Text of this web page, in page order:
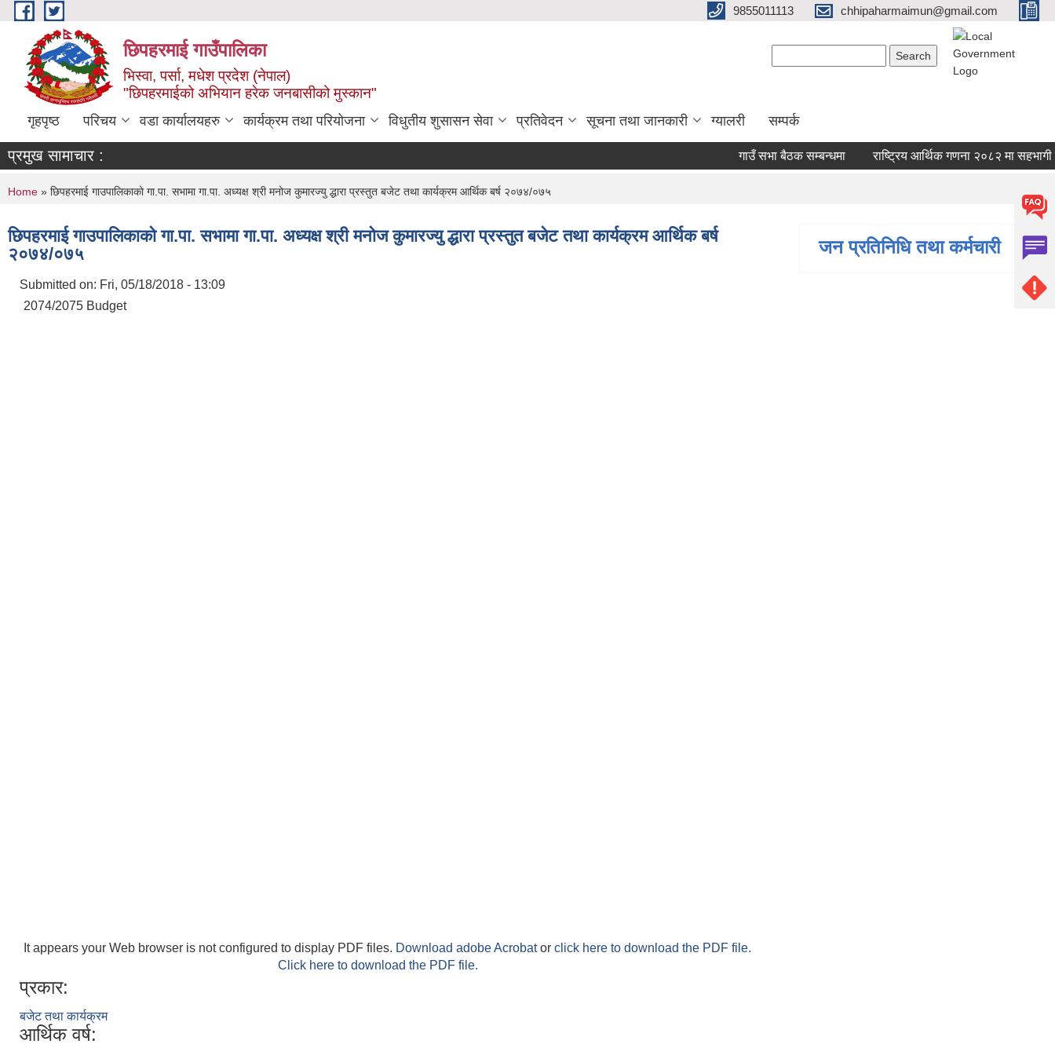
Skip to main content 9855011113 chhipaharmaimun@gmail.com
छिपहरमाई गाउँपालिका
भिस्वा, पर्सा, मधेश प्रदेश (नेपाल)
"छिपहरमाईको अभियान हरेक जनबासीको मुस्कान"
गृहपृष्ठ परिचय वडा कार्यालयहरु कार्यक्रम तथा परियोजना विधुतीय शुसासन सेवा प्रतिवेदन सूचना तथा जानकारी ग्यालरी सम्पर्क
प्रमुख सामाचार : गाउँ सभा बैठक सम्बन्धमा राष्ट्रिय आर्थिक गणना २०८२ मा सहभागी बनौ
You are here
Home » छिपहरमाई गाउपालिकाको गा.पा. सभामा गा.पा. अध्यक्ष श्री मनोज कुमारज्यु द्धारा प्रस्तुत बजेट तथा कार्यक्रम आर्थिक बर्ष २०७४/०७५
छिपहरमाई गाउपालिकाको गा.पा. सभामा गा.पा. अध्यक्ष श्री मनोज कुमारज्यु द्धारा प्रस्तुत बजेट तथा कार्यक्रम आर्थिक बर्ष
२०७४/०७५
Submitted on: Fri, 05/18/2018 - 13:09
2074/2075 Budget
It appears your Web browser is not configured to display PDF files. Download adobe Acrobator click here to download the PDF file.
Click here to download the PDF file.
प्रकार:
बजेट तथा कार्यक्रम
आर्थिक वर्ष:
जन प्रतिनिधि तथा कर्मचारी